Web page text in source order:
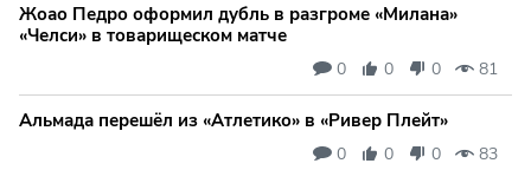
Жоао Педро оформил дубль в разгроме «Милана»
«Челси» в товарищеском матче
0 0 0 81
Альмада перешёл из «Атлетико» в «Ривер Плейт»
0 0 0 83